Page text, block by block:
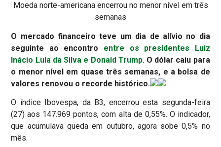
Moeda norte-americana encerrou no menor nível em três
semanas
O mercado financeiro teve um dia de alívio no dia
seguinte ao encontro entre os presidentes Luiz
Inácio Lula da Silva e Donald Trump. O dólar caiu para
o menor nível em quase três semanas, e a bolsa de
valores renovou o recorde histórico.
O índice Ibovespa, da B3, encerrou esta segunda-feira
(27) aos 147.969 pontos, com alta de 0,55%. O indicador,
que acumulava queda em outubro, agora sobe 0,5% no
mês.